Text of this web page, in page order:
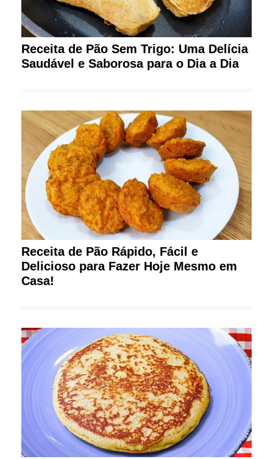
Receita de Pão Sem Trigo: Uma Delícia
Saudável e Saborosa para o Dia a Dia
Receita de Pão Rápido, Fácil e
Delicioso para Fazer Hoje Mesmo em
Casa!